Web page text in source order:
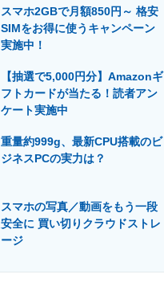
建設×テクノロジーの最前線
スマホ2GBで月額850円～ 格安
SIMをお得に使うキャンペーン
実施中！
【抽選で5,000円分】Amazonギ
フトカードが当たる！読者アン
ケート実施中
重量約999g、最新CPU搭載のビ
ジネスPCの実力は？
スマホの写真／動画をもう一段
安全に 買い切りクラウドストレ
ージ